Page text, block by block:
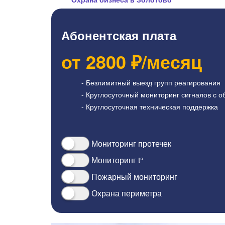
Абонентская плата
от 2800 ₽/месяц
- Безлимитный выезд групп реагирования
- Круглосуточный мониторинг сигналов с
- Круглосуточная техническая поддержка
Мониторинг протечек
Мониторинг t°
Пожарный мониторинг
Охрана периметра